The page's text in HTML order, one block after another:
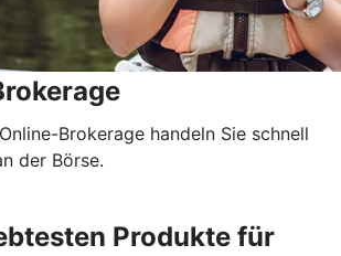
Brokerage handeln Sie schnell
der Börse.
Produkte für